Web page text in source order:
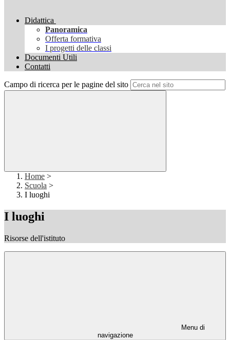
Didattica
Panoramica
Offerta formativa
I progetti delle classi
Documenti Utili
Contatti
Campo di ricerca per le pagine del sito
Home >
Scuola >
I luoghi
I luoghi
Risorse dell'istituto
Menu di
navigazione